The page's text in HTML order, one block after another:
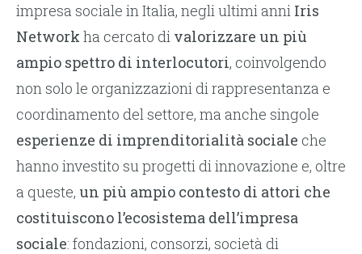
impresa sociale in Italia, negli ultimi anni Iris
Network ha cercato di valorizzare un più
ampio spettro di interlocutori, coinvolgendo
non solo le organizzazioni di rappresentanza e
coordinamento del settore, ma anche singole
esperienze di imprenditorialità sociale che
hanno investito su progetti di innovazione e, oltre
a queste, un più ampio contesto di attori che
costituiscono l’ecosistema dell’impresa
sociale: fondazioni, consorzi, società di